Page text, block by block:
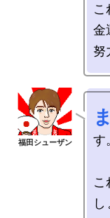
こ
金
ま
す
こ